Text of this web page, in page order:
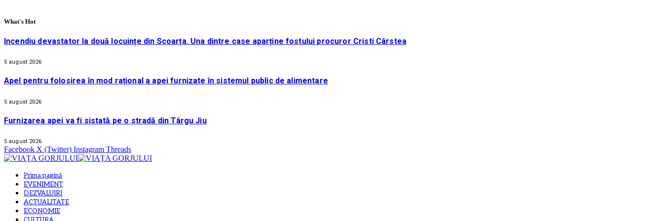
What's Hot
Incendiu devastator la două locuințe din Scoarța. Una dintre case aparține fostului procuror Cristi Cârstea
5 august 2026
Apel pentru folosirea în mod rațional a apei furnizate în sistemul public de alimentare
5 august 2026
Furnizarea apei va fi sistată pe o stradă din Târgu Jiu
5 august 2026
Facebook X (Twitter) Instagram Threads
Prima pagină
EVENIMENT
DEZVALUIRI
ACTUALITATE
ECONOMIE